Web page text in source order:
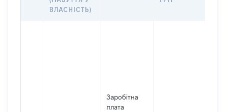
ВЛАСНІСТЬ)
Заробітна
плата